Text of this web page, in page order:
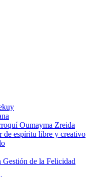
Oumayma Zreida
de espíritu libre y creativo
de la Felicidad